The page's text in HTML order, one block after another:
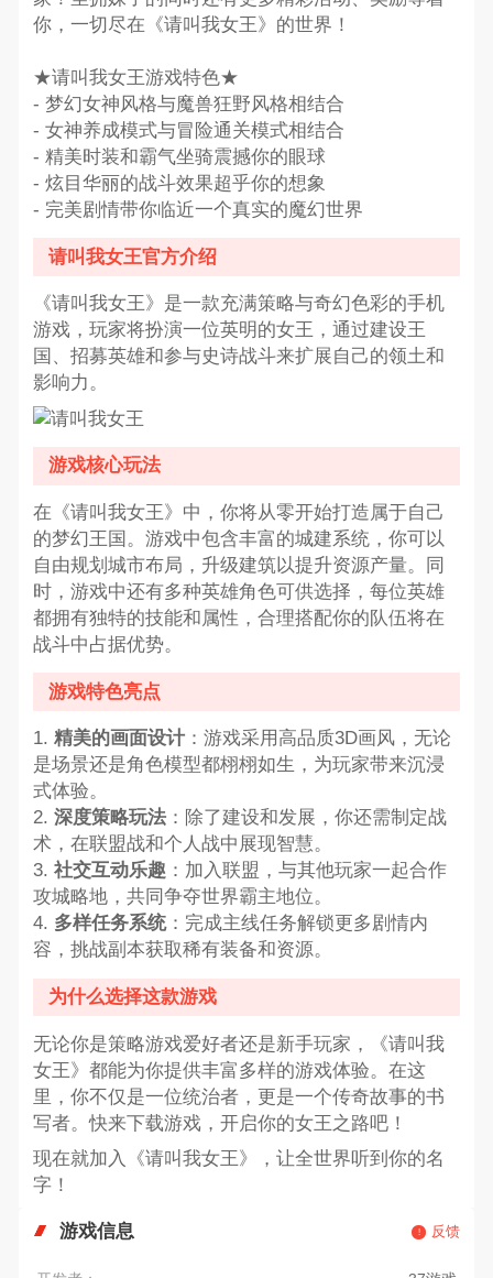
你，一切尽在《请叫我女王》的世界！
★请叫我女王游戏特色★
- 梦幻女神风格与魔兽狂野风格相结合
- 女神养成模式与冒险通关模式相结合
- 精美时装和霸气坐骑震撼你的眼球
- 炫目华丽的战斗效果超乎你的想象
- 完美剧情带你临近一个真实的魔幻世界
请叫我女王官方介绍
《请叫我女王》是一款充满策略与奇幻色彩的手机
游戏，玩家将扮演一位英明的女王，通过建设王
国、招募英雄和参与史诗战斗来扩展自己的领土和
影响力。
游戏核心玩法
在《请叫我女王》中，你将从零开始打造属于自己
的梦幻王国。游戏中包含丰富的城建系统，你可以
自由规划城市布局，升级建筑以提升资源产量。同
时，游戏中还有多种英雄角色可供选择，每位英雄
都拥有独特的技能和属性，合理搭配你的队伍将在
战斗中占据优势。
游戏特色亮点
1. 精美的画面设计：游戏采用高品质3D画风，无论
是场景还是角色模型都栩栩如生，为玩家带来沉浸
式体验。
2. 深度策略玩法：除了建设和发展，你还需制定战
术，在联盟战和个人战中展现智慧。
3. 社交互动乐趣：加入联盟，与其他玩家一起合作
攻城略地，共同争夺世界霸主地位。
4. 多样任务系统：完成主线任务解锁更多剧情内
容，挑战副本获取稀有装备和资源。
为什么选择这款游戏
无论你是策略游戏爱好者还是新手玩家，《请叫我
女王》都能为你提供丰富多样的游戏体验。在这
里，你不仅是一位统治者，更是一个传奇故事的书
写者。快来下载游戏，开启你的女王之路吧！
现在就加入《请叫我女王》，让全世界听到你的名
字！
游戏信息 反馈